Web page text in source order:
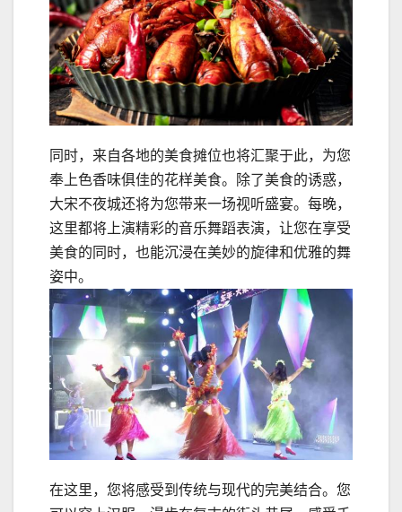
同时，来自各地的美食摊位也将汇聚于此，为您
奉上色香味俱佳的花样美食。除了美食的诱惑，
大宋不夜城还将为您带来一场视听盛宴。每晚，
这里都将上演精彩的音乐舞蹈表演，让您在享受
美食的同时，也能沉浸在美妙的旋律和优雅的舞
姿中。
在这里，您将感受到传统与现代的完美结合。您